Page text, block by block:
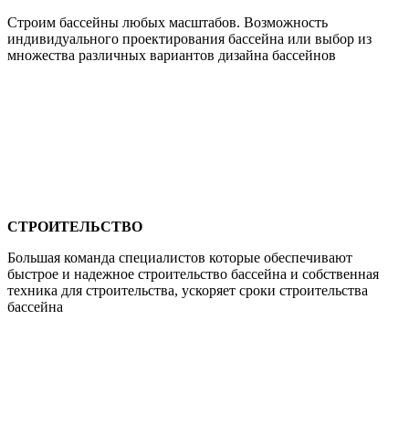
Строим бассейны любых масштабов. Возможность
индивидуального проектирования бассейна или выбор из
множества различных вариантов дизайна бассейнов
СТРОИТЕЛЬСТВО
Большая команда специалистов которые обеспечивают
быстрое и надежное строительство бассейна и собственная
техника для строительства, ускоряет сроки строительства
бассейна